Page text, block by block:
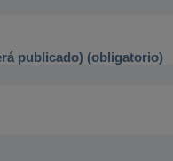
publicado) (obligatorio)